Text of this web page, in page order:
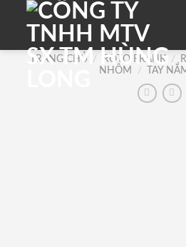
content
TRANG CHỦ / ROTO FRANK /
NHÔM
/ TAY